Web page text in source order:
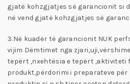
gjatë kohzgjatjes së garancionit si
në vend gjatë kohzgjatjes së
3.Në kuadër të garancionit NUK
vijim Dëmtimet nga
tepërt ,nxehtësia e tepërt ,aktiviteti
produkt,përdorimi i preparateve